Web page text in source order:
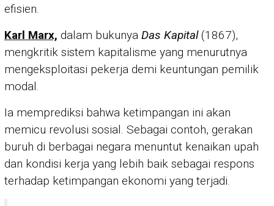
efisien.
Karl Marx, dalam bukunya Das Kapital(1867),
mengkritik sistem kapitalisme yang menurutnya
mengeksploitasi pekerja demi keuntungan pemilik
modal.
Ia memprediksi bahwa ketimpangan ini akan
memicu revolusi sosial. Sebagai contoh, gerakan
buruh di berbagai negara menuntut kenaikan upah
dan kondisi kerja yang lebih baik sebagai respons
terhadap ketimpangan ekonomi yang terjadi.